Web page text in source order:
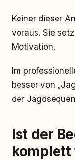
Keiner dieser
voraus. Sie
Motivation.
Im
besser von
der
Ist der
komplett